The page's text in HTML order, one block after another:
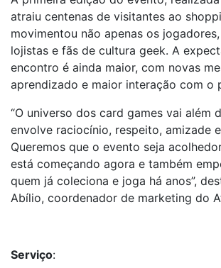
atraiu centenas de visitantes ao
movimentou não apenas os
lojistas e fãs de cultura geek. A
encontro é ainda maior, com novas
aprendizado e maior interação com o
“O universo dos card games vai além
envolve raciocínio, respeito, amizade
Queremos que o evento seja
está começando agora e também
quem já coleciona e joga há anos”,
Abílio, coordenador de marketing do
Serviço: